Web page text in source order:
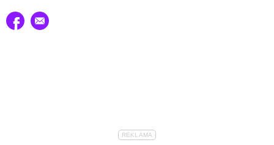
Udostępnij na facebook
E-mail do przyjaciela